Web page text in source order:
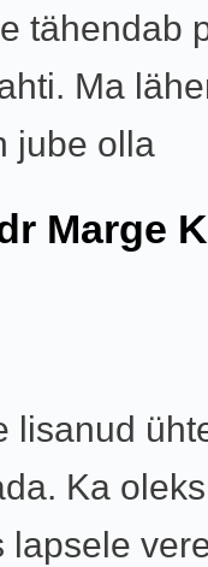
tähendab
Ma
jube olla
Marge
lisanud
Ka
lapsele